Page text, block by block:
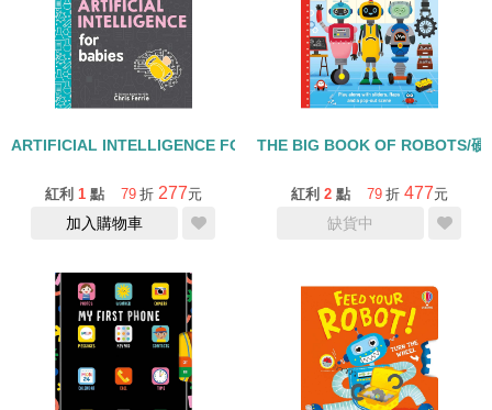
ARTIFICIAL INTELLIGENCE FOR BABIES/硬頁書
紅利 1 點 79 折 277元
加入購物車
THE BIG BOOK OF ROBOTS/硬
紅利 2 點 79 折 477元
缺貨中